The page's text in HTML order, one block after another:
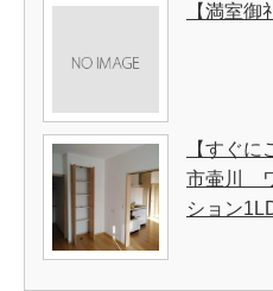
【満室
【すぐ
市壷川
ション